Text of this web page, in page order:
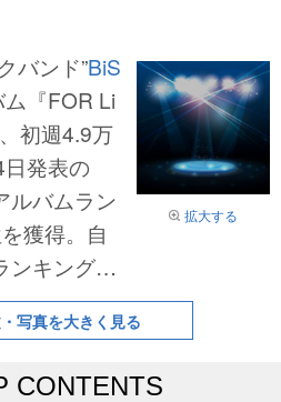
拡大する
バンド”BiS
『FOR Li
初週4.9万
発表の
ルバムラン
獲得。自
ンキング1
写真を大きく見る
CONTENTS